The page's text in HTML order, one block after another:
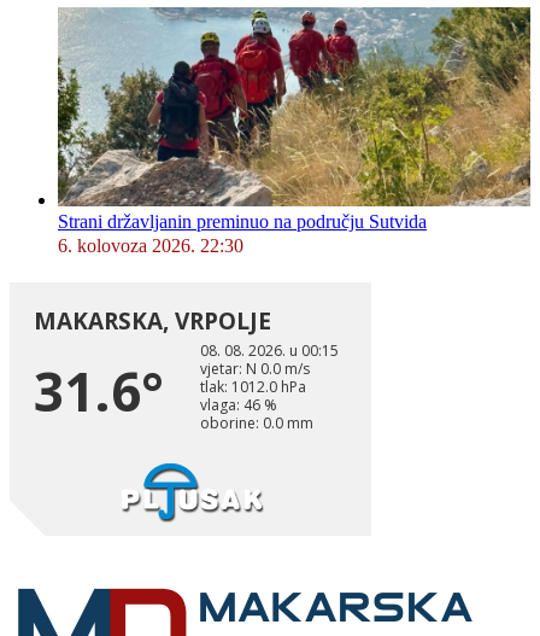
Strani državljanin preminuo na području Sutvida
6. kolovoza 2026. 22:30